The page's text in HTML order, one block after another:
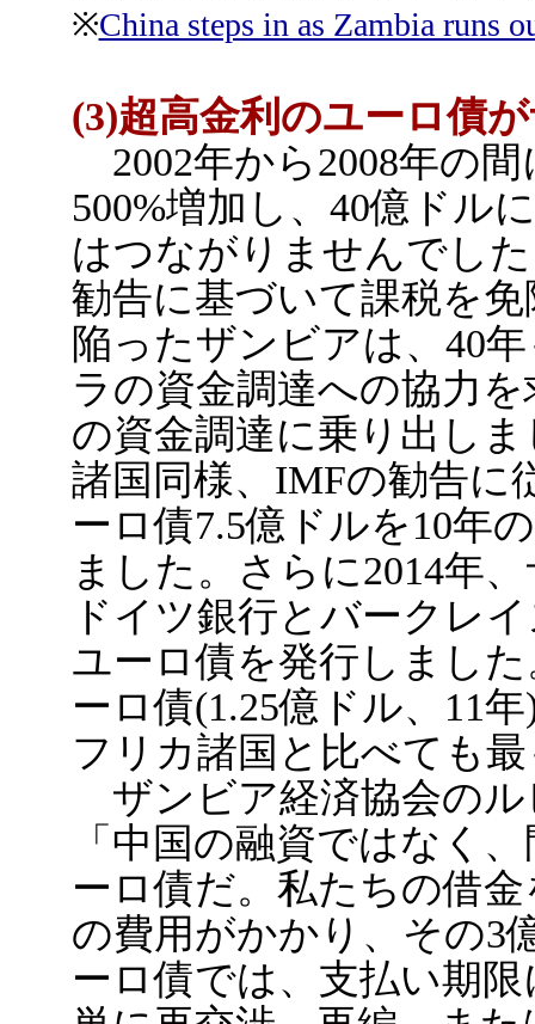
※China steps in as Zambia runs
(3)超高金利のユーロ債
2002年から2008年の
500%増加し、40億ドル
はつながりませんでし
勧告に基づいて課税を
陥ったザンビアは、40
ラの資金調達への協力
の資金調達に乗り出し
諸国同様、IMFの勧告に
ーロ債7.5億ドルを10年
ました。さらに2014年
ドイツ銀行とバークレ
ユーロ債を発行しまし
ーロ債(1.25億ドル、11
フリカ諸国と比べても
ザンビア経済協会のル
「中国の融資ではなく
ーロ債だ。私たちの借
の費用がかかり、その3
ーロ債では、支払い期